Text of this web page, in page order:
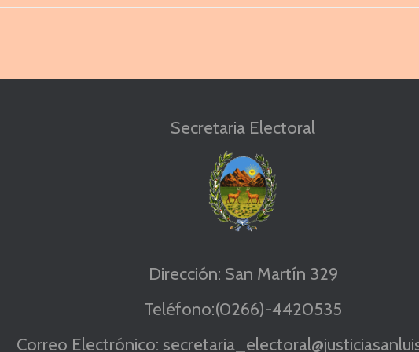
Secretaria Electoral
Dirección: San Martín 329
Teléfono:(0266)-4420535
Correo Electrónico: